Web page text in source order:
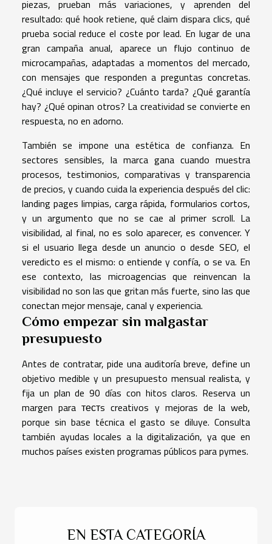
piezas, prueban más variaciones, y aprenden del
resultado: qué hook retiene, qué claim dispara clics, qué
prueba social reduce el coste por lead. En lugar de una
gran campaña anual, aparece un flujo continuo de
microcampañas, adaptadas a momentos del mercado,
con mensajes que responden a preguntas concretas.
¿Qué incluye el servicio? ¿Cuánto tarda? ¿Qué garantía
hay? ¿Qué opinan otros? La creatividad se convierte en
respuesta, no en adorno.
También se impone una estética de confianza. En
sectores sensibles, la marca gana cuando muestra
procesos, testimonios, comparativas y transparencia
de precios, y cuando cuida la experiencia después del clic:
landing pages limpias, carga rápida, formularios cortos,
y un argumento que no se cae al primer scroll. La
visibilidad, al final, no es solo aparecer, es convencer. Y
si el usuario llega desde un anuncio o desde SEO, el
veredicto es el mismo: o entiende y confía, o se va. En
ese contexto, las microagencias que reinvencan la
visibilidad no son las que gritan más fuerte, sino las que
conectan mejor mensaje, canal y experiencia.
Cómo empezar sin malgastar
presupuesto
Antes de contratar, pide una auditoría breve, define un
objetivo medible y un presupuesto mensual realista, y
fija un plan de 90 días con hitos claros. Reserva un
margen para тестs creativos y mejoras de la web,
porque sin base técnica el gasto se diluye. Consulta
también ayudas locales a la digitalización, ya que en
muchos países existen programas públicos para pymes.
EN ESTA CATEGORÍA